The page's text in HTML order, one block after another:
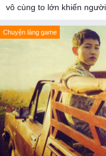
vô cùng to lớn khiến
Chuyện làng game